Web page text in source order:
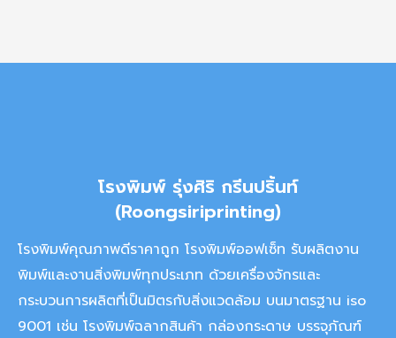
โรงพิมพ์ รุ่งศิริ กรีนปริ้นท์
(Roongsiriprinting)
โรงพิมพ์คุณภาพดีราคาถูก โรงพิมพ์ออฟเซ็ท รับผลิตงาน
พิมพ์และงานสิ่งพิมพ์ทุกประเภท ด้วยเครื่องจักรและ
กระบวนการผลิตที่เป็นมิตรกับสิ่งแวดล้อม บนมาตรฐาน iso
9001 เช่น โรงพิมพ์ฉลากสินค้า กล่องกระดาษ บรรจุภัณฑ์